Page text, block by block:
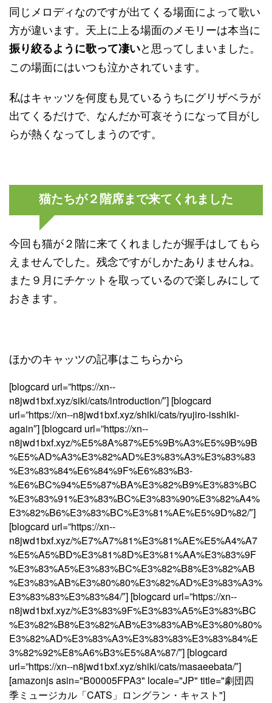
同じメロディなのですが出てくる場面によって歌い
方が違います。天上に上る場面のメモリーは本当に
振り絞るように歌って凄いと思ってしまいました。
この場面にはいつも泣かされています。
私はキャッツを何度も見ているうちにグリザベラが
出てくるだけで、なんだか可哀そうになって目がし
らが熱くなってしまうのです。
猫たちが２階席まで来てくれました
今回も猫が２階に来てくれましたが握手はしてもら
えませんでした。残念ですがしかたありませんね。
また９月にチケットを取っているので楽しみにして
おきます。
ほかのキャッツの記事はこちらから
[blogcard url=”https://xn--
n8jwd1bxf.xyz/siki/cats/introduction/″] [blogcard
url=”https://xn--n8jwd1bxf.xyz/shiki/cats/ryujiro-isshiki-
again″] [blogcard url=”https://xn--
n8jwd1bxf.xyz/%E5%8A%87%E5%9B%A3%E5%9B%9B
%E5%AD%A3%E3%82%AD%E3%83%A3%E3%83%83
%E3%83%84%E6%84%9F%E6%83%B3-
%E6%BC%94%E5%87%BA%E3%82%B9%E3%83%BC
%E3%83%91%E3%83%BC%E3%83%90%E3%82%A4%
E3%82%B6%E3%83%BC%E3%81%AE%E5%9D%82/″]
[blogcard url=”https://xn--
n8jwd1bxf.xyz/%E7%A7%81%E3%81%AE%E5%A4%A7
%E5%A5%BD%E3%81%8D%E3%81%AA%E3%83%9F
%E3%83%A5%E3%83%BC%E3%82%B8%E3%82%AB
%E3%83%AB%E3%80%80%E3%82%AD%E3%83%A3%
E3%83%83%E3%83%84/″] [blogcard url=”https://xn--
n8jwd1bxf.xyz/%E3%83%9F%E3%83%A5%E3%83%BC
%E3%82%B8%E3%82%AB%E3%83%AB%E3%80%80%
E3%82%AD%E3%83%A3%E3%83%83%E3%83%84%E
3%82%92%E8%A6%B3%E5%8A%87/″] [blogcard
url=”https://xn--n8jwd1bxf.xyz/shiki/cats/masaeebata/″]
[amazonjs asin="B00005FPA3" locale="JP" title="劇団四
季ミュージカル「CATS」ロングラン・キャスト"]